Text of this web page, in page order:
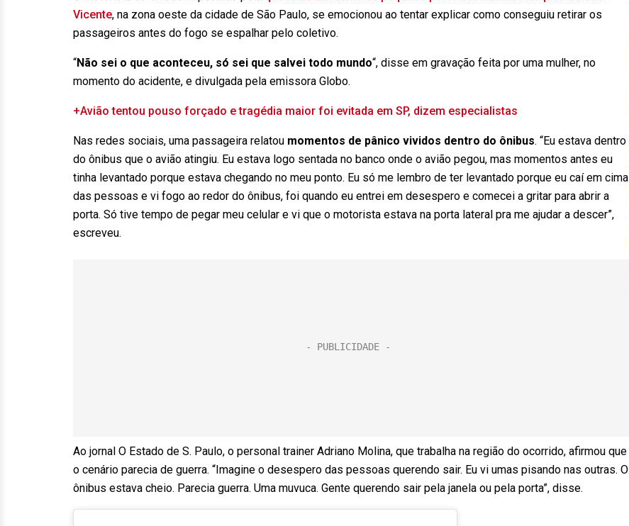
Vicente, na zona oeste da cidade de São Paulo, se emocionou ao tentar explicar como conseguiu retirar os
passageiros antes do fogo se espalhar pelo coletivo.
“Não sei o que aconteceu, só sei que salvei todo mundo“, disse em gravação feita por uma mulher, no
momento do acidente, e divulgada pela emissora Globo.
+Avião tentou pouso forçado e tragédia maior foi evitada em SP, dizem especialistas
Nas redes sociais, uma passageira relatou momentos de pânico vividos dentro do ônibus. “Eu estava dentro
do ônibus que o avião atingiu. Eu estava logo sentada no banco onde o avião pegou, mas momentos antes eu
tinha levantado porque estava chegando no meu ponto. Eu só me lembro de ter levantado porque eu caí em cima
das pessoas e vi fogo ao redor do ônibus, foi quando eu entrei em desespero e comecei a gritar para abrir a
porta. Só tive tempo de pegar meu celular e vi que o motorista estava na porta lateral pra me ajudar a descer”,
escreveu.
Ao jornal O Estado de S. Paulo, o personal trainer Adriano Molina, que trabalha na região do ocorrido, afirmou que
o cenário parecia de guerra. “Imagine o desespero das pessoas querendo sair. Eu vi umas pisando nas outras. O
ônibus estava cheio. Parecia guerra. Uma muvuca. Gente querendo sair pela janela ou pela porta”, disse.